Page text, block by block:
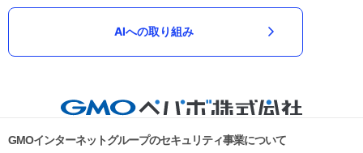
AIへの取り組み
GMOインターネットグループのセキュリティ事業について